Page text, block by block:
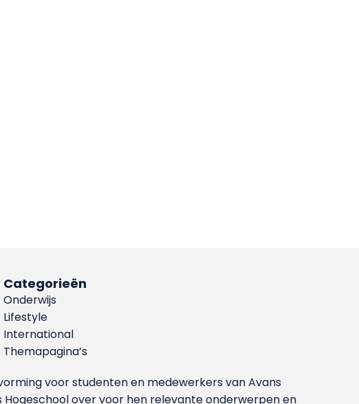
Categorieën
Onderwijs
Lifestyle
International
Themapagina’s
voor studenten en medewerkers van Avans
over voor hen relevante onderwerpen en